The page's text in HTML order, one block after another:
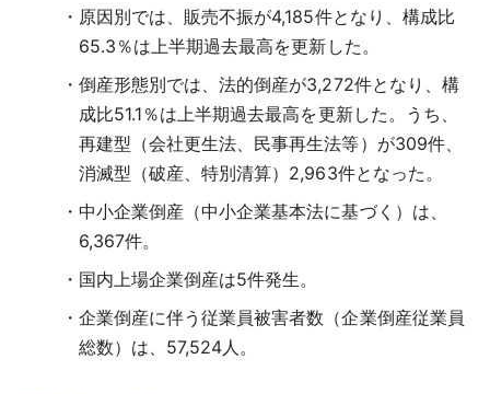
原因別では、販売不振が4,185件となり、構成比
65.3％は上半期過去最高を更新した。
倒産形態別では、法的倒産が3,272件となり、構
成比51.1％は上半期過去最高を更新した。うち、
再建型（会社更生法、民事再生法等）が309件、
消滅型（破産、特別清算）2,963件となった。
中小企業倒産（中小企業基本法に基づく）は、
6,367件。
国内上場企業倒産は5件発生。
企業倒産に伴う従業員被害者数（企業倒産従業員
総数）は、57,524人。